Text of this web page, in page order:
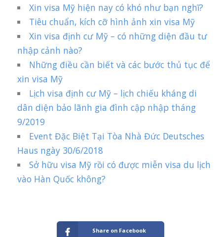
Xin visa Mỹ hiện nay có khó như bạn nghĩ?
Tiêu chuẩn, kích cỡ hình ảnh xin visa Mỹ
Xin visa định cư Mỹ – có những diện đầu tư
nhập cảnh nào?
Những điều cần biết và các bước thủ tục để
xin visa Mỹ
Lịch visa định cư Mỹ – lịch chiếu kháng di
dân diện bảo lãnh gia đình cập nhập tháng
9/2019
Event Đặc Biệt Tại Tòa Nhà Đức Deutsches
Haus ngày 30/6/2018
Sở hữu visa Mỹ rồi có được miễn visa du lịch
vào Hàn Quốc không?
Share on Facebook